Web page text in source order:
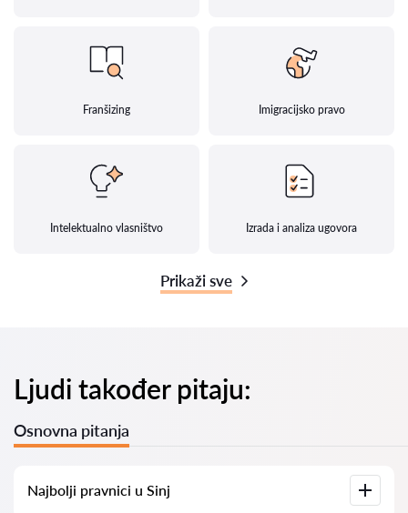
Franšizing Imigracijsko pravo
Intelektualno vlasništvo Izrada i analiza ugovora
Prikaži sve
Ljudi također pitaju:
Osnovna pitanja
Najbolji pravnici u Sinj